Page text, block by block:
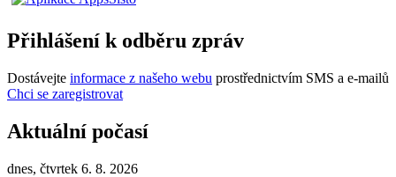
Přihlášení k odběru zpráv
Dostávejte informace z našeho webu prostřednictvím SMS a e-mailů
Chci se zaregistrovat
Aktuální počasí
dnes, čtvrtek 6. 8. 2026